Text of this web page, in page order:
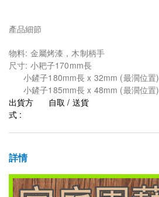
產品細節
物料: 金屬烤漆，木制柄手
尺寸: 小耙子170mm長
小鏟子180mm長 x 32mm (最濶位置)
小鏟子185mm長 x 48mm (最濶位置)
出貨方
式 :
自取 / 送貨
詳情